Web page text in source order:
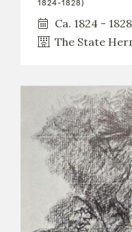
1824-1828)
Ca. 1824 - 1828
The State